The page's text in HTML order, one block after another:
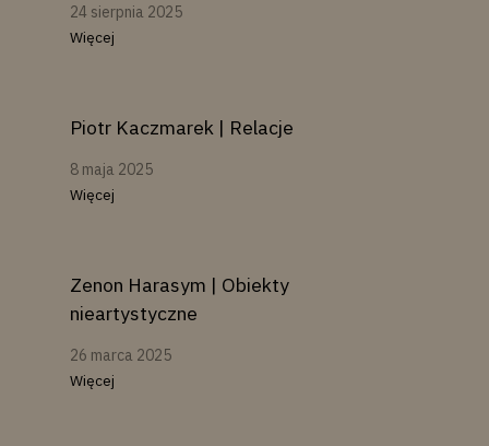
24 sierpnia 2025
Więcej
Piotr Kaczmarek | Relacje
8 maja 2025
Więcej
Zenon Harasym | Obiekty
nieartystyczne
26 marca 2025
Więcej